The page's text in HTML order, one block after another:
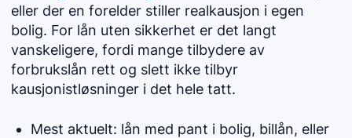
eller der en forelder stiller realkausjon i egen
bolig. For lån uten sikkerhet er det langt
vanskeligere, fordi mange tilbydere av
forbrukslån rett og slett ikke tilbyr
kausjonistløsninger i det hele tatt.
Mest aktuelt: lån med pant i bolig, billån, eller